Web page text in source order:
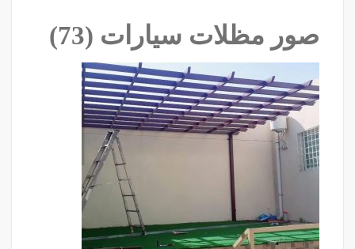
صور مظلات سيارات (73)